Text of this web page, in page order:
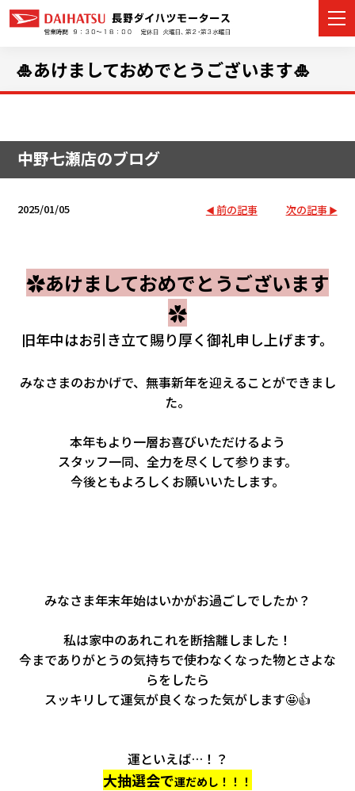
店舗情報
ご購入者サポート
🎍あけましておめでとうございます🎍
中野七瀬店のブログ
2025/01/05 前の記事 次の記事
✿あけましておめでとうございます
✿
旧年中はお引き立て賜り厚く御礼申し上げます。
みなさまのおかげで、無事新年を迎えることができまし
た。
本年もより一層お喜びいただけるよう
スタッフ一同、全力を尽くして参ります。
今後ともよろしくお願いいたします。
みなさま年末年始はいかがお過ごしでしたか？
私は家中のあれこれを断捨離しました！
今までありがとうの気持ちで使わなくなった物とさよな
らをしたら
スッキリして運気が良くなった気がします🤩👍
運といえば…！？
大抽選会で運だめし！！！